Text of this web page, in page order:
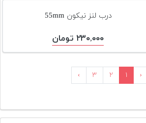
درب لنز نیکون 55mm
۲۳۰,۰۰۰ تومان
‹ ۱ ۲ ۳ ›